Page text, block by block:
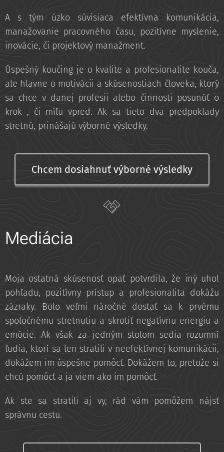
A s tým úzko súvisiaca efektívna komunikácia,
manažovanie pracovného času, pozitívne myslenie,
inovácie, či projektový manažment.
Úspešný koučing je o kvalite a profesionalite kouča,
ale hlavne o motivácii a skúsenostiach človeka, ktorý
sa chce v danej profesii alebo činnosti posunúť o
krok , či míľu vpred. Ak sa tieto dva predpoklady
stretnú, prinášajú výborné výsledky.
Chcem dosiahnuť výborné výsledky
Mediácia
Moja ostatná skúsenosť opäť potvrdila, že iný uhol
pohľadu, pozitívny prístup a profesionalita dokážu
zázraky. Bolo veľmi náročné dostať sa k prvému
spoločnému stretnutiu a skrotiť negatívnu energiu a
emócie. Ak však za jedným stolom sedia rozumní
ľudia, ktorí sa len stratili v neefektívnej komunikácii,
dokážem im úspešne pomôcť. Dokážem to, pretože si
chcú pomôcť a ja viem ako im pomôcť.
Ak ste sa stratili aj vy, rád vám pomôžem nájsť
správnu cestu.